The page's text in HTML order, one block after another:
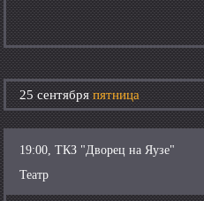
25 сентябряпятница
19:00, ТКЗ "Дворец на Яузе"
Театр